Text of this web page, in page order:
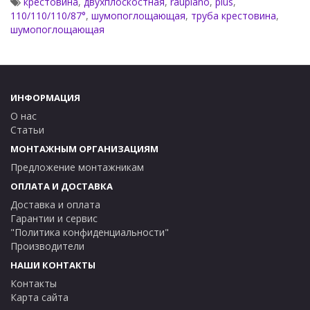
- размеры (Z xZ2 хZ3) 57х62х62 мм
- вес 0,686 гр
110/110/110/87°, шумопоглощающая, труба крестовина,
шумопоглощающая
ИНФОРМАЦИЯ
О нас
Статьи
МОНТАЖНЫМ ОРГАНИЗАЦИЯМ
Предложение монтажникам
ОПЛАТА И ДОСТАВКА
Доставка и оплата
Гарантии и сервис
"Политика конфиденциальности"
Производители
НАШИ КОНТАКТЫ
Контакты
Карта сайта